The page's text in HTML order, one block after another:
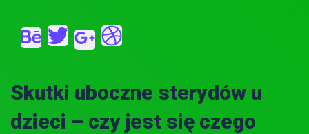
Skutki uboczne sterydów u
dzieci – czy jest się czego